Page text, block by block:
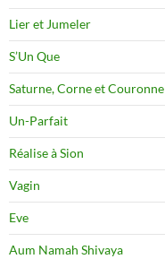
Lier et Jumeler
S’Un Que
Saturne, Corne et Couronne
Un-Parfait
Réalise à Sion
Vagin
Eve
Aum Namah Shivaya